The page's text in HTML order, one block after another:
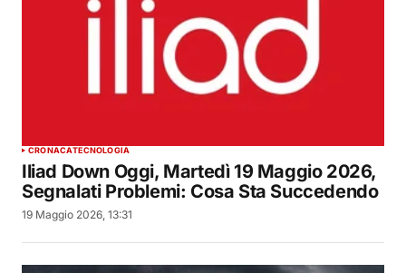
CRONACATECNOLOGIA
Iliad Down Oggi, Martedì 19 Maggio 2026,
Segnalati Problemi: Cosa Sta Succedendo
19 Maggio 2026, 13:31